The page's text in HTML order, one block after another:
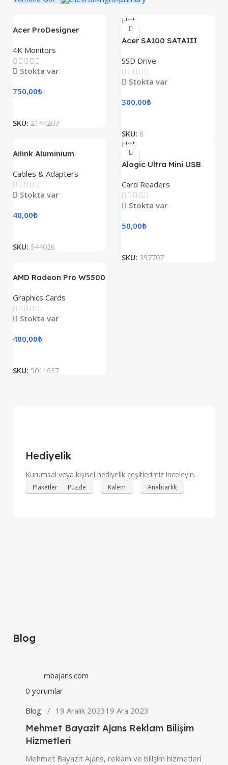
Acer ProDesigner
4K Monitors
Stokta var
750,00₺
SKU: 2144207
Hot
Acer SA100 SATAIII
SSD Drive
Stokta var
300,00₺
SKU: 6
Ailink Aluminium
Cables & Adapters
Stokta var
40,00₺
SKU: 544026
Hot
Alogic Ultra Mini USB
Card Readers
Stokta var
50,00₺
SKU: 397707
AMD Radeon Pro W5500
Graphics Cards
Stokta var
480,00₺
SKU: 5011637
Hediyelik
Kurumsal veya kişisel hediyelik çeşitlerimiz inceleyin.
Plaketler Puzzle Kalem Anahtarlık
Blog
mbajans.com
0 yorumlar
Blog
19 Aralık 202319 Ara 2023
Mehmet Bayazit Ajans Reklam Bilişim
Hizmetleri
Mehmet Bayazit Ajans, reklam ve bilişim hizmetleri